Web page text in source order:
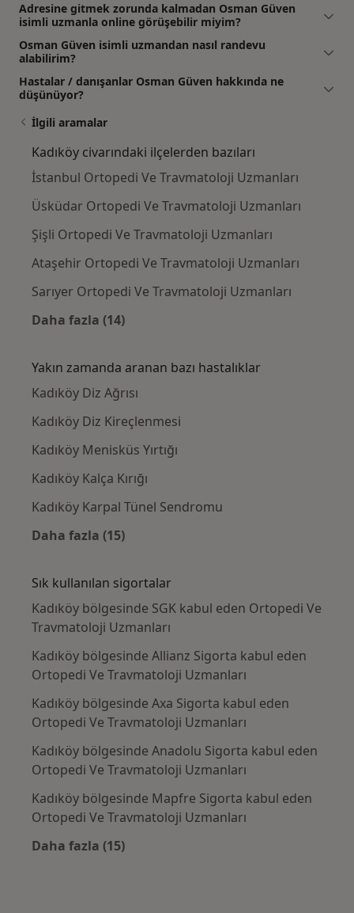
Adresine gitmek zorunda kalmadan Osman Güven
isimli uzmanla online görüşebilir miyim?
Osman Güven isimli uzmandan nasıl randevu
alabilirim?
Hastalar / danışanlar Osman Güven hakkında ne
düşünüyor?
İlgili aramalar
Kadıköy civarındaki ilçelerden bazıları
İstanbul Ortopedi Ve Travmatoloji Uzmanları
Üsküdar Ortopedi Ve Travmatoloji Uzmanları
Şişli Ortopedi Ve Travmatoloji Uzmanları
Ataşehir Ortopedi Ve Travmatoloji Uzmanları
Sarıyer Ortopedi Ve Travmatoloji Uzmanları
Daha fazla (14)
Yakın zamanda aranan bazı hastalıklar
Kadıköy Diz Ağrısı
Kadıköy Diz Kireçlenmesi
Kadıköy Menisküs Yırtığı
Kadıköy Kalça Kırığı
Kadıköy Karpal Tünel Sendromu
Daha fazla (15)
Sık kullanılan sigortalar
Kadıköy bölgesinde SGK kabul eden Ortopedi Ve
Travmatoloji Uzmanları
Kadıköy bölgesinde Allianz Sigorta kabul eden
Ortopedi Ve Travmatoloji Uzmanları
Kadıköy bölgesinde Axa Sigorta kabul eden
Ortopedi Ve Travmatoloji Uzmanları
Kadıköy bölgesinde Anadolu Sigorta kabul eden
Ortopedi Ve Travmatoloji Uzmanları
Kadıköy bölgesinde Mapfre Sigorta kabul eden
Ortopedi Ve Travmatoloji Uzmanları
Daha fazla (15)